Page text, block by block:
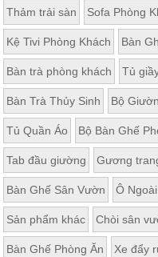
Thảm trải sàn Sofa Phòng
Kệ Tivi Phòng Khách Bàn
Bàn trà phòng khách Tủ
Bàn Trà Thủy Sinh Bộ
Tủ Quần Áo Bộ Bàn Ghế
Tab đầu giường Gương
Bàn Ghế Sân Vườn Ô
Sản phẩm khác Chòi sân
Bàn Ghế Phòng Ăn Xe đẩy